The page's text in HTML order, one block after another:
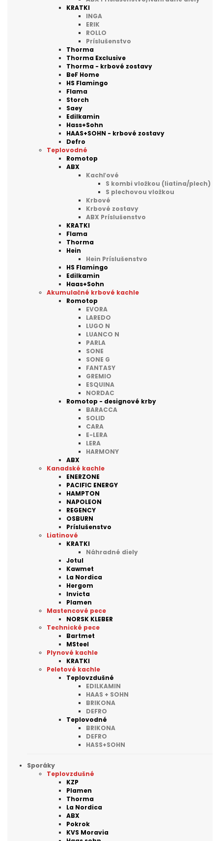
KRATKI
INGA
ERIK
ROLLO
Príslušenstvo
Thorma
Thorma Exclusive
Thorma - krbové zostavy
BeF Home
HS Flamingo
Flama
Storch
Saey
Edilkamin
Hass+Sohn
HAAS+SOHN - krbové zostavy
Defro
Teplovodné
Romotop
ABX
Kachľové
S kombi vložkou (liatina/plech)
S plechovou vložkou
Krbové
Krbové zostavy
ABX Príslušenstvo
KRATKI
Flama
Thorma
Hein
Hein Príslušenstvo
HS Flamingo
Edilkamin
Haas+Sohn
Akumulačné krbové kachle
Romotop
EVORA
LAREDO
LUGO N
LUANCO N
PARLA
SONE
SONE G
FANTASY
GREMIO
ESQUINA
NORDAC
Romotop - designové krby
BARACCA
SOLID
CARA
E-LERA
LERA
HARMONY
ABX
Kanadské kachle
ENERZONE
PACIFIC ENERGY
HAMPTON
NAPOLEON
REGENCY
OSBURN
Príslušenstvo
Liatinové
KRATKI
Náhradné diely
Jotul
Kawmet
La Nordica
Hergom
Invicta
Plamen
Mastencové pece
NORSK KLEBER
Technické pece
Bartmet
MSteel
Plynové kachle
KRATKI
Peletové kachle
Teplovzdušné
EDILKAMIN
HAAS + SOHN
BRIKONA
DEFRO
Teplovodné
BRIKONA
DEFRO
HASS+SOHN
Sporáky
Teplovzdušné
KZP
Plamen
Thorma
La Nordica
ABX
Pokrok
KVS Moravia